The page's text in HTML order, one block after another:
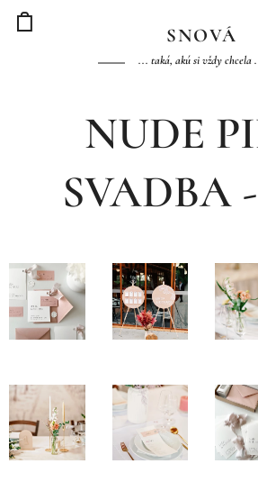
SNOVÁ
... taká, akú si vždy chcela
NUDE
SVADBA